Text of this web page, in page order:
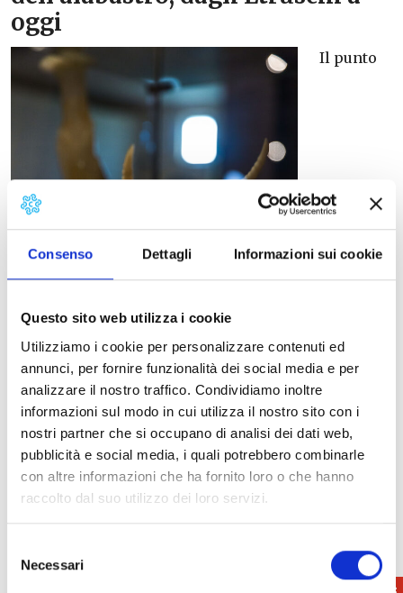
Consenso Dettagli Informazioni sui cookie
Questo sito web utilizza i cookie
Utilizziamo i cookie per personalizzare contenuti ed
annunci, per fornire funzionalità dei social media e per
analizzare il nostro traffico. Condividiamo inoltre
informazioni sul modo in cui utilizza il nostro sito con i
nostri partner che si occupano di analisi dei dati web,
pubblicità e social media, i quali potrebbero combinarle
con altre informazioni che ha fornito loro o che hanno
raccolto dal suo utilizzo dei loro servizi.
delNecessari
oggi
Scultura in alabastro
Il punto
espositivo è allestito nella medievalecasa-torre
Si tratta di un originale “Museo di Archeologia